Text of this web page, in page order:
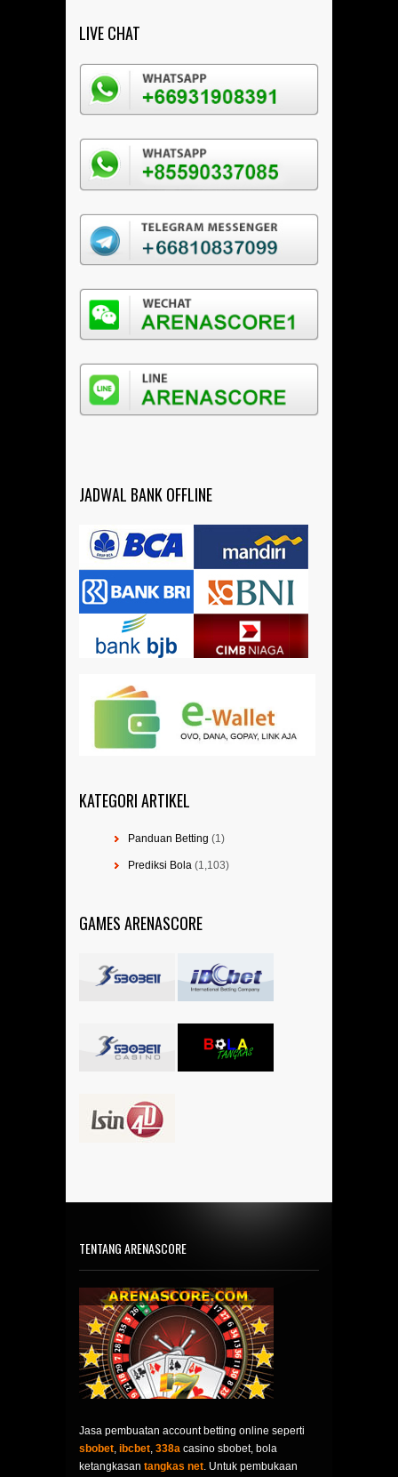
LIVE CHAT
JADWAL BANK OFFLINE
KATEGORI ARTIKEL
Panduan Betting (1)
Prediksi Bola (1,103)
GAMES ARENASCORE
TENTANG ARENASCORE
Jasa pembuatan account betting online seperti
sbobet, ibcbet, 338a casino sbobet, bola
ketangkasan tangkas net. Untuk pembukaan